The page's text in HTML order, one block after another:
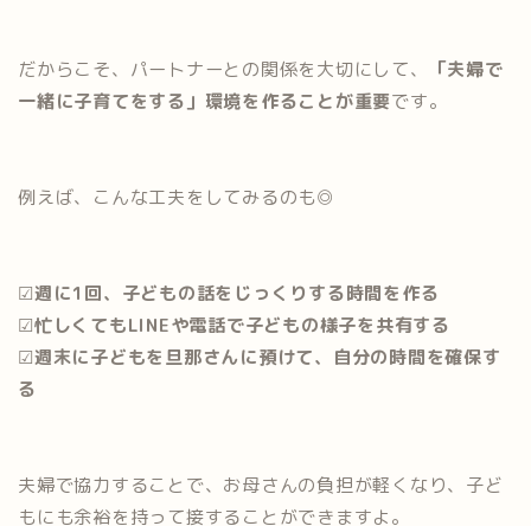
だからこそ、パートナーとの関係を大切にして、
「夫婦で
一緒に子育てをする」環境を作ることが重要です。
例えば、こんな工夫をしてみるのも◎
☑︎週に1回、子どもの話をじっくりする時間を作る
☑︎忙しくてもLINEや電話で子どもの様子を共有する
☑︎週末に子どもを旦那さんに預けて、自分の時間を確保す
る
夫婦で協力することで、お母さんの負担が軽くなり、子ど
もにも余裕を持って接することができますよ。